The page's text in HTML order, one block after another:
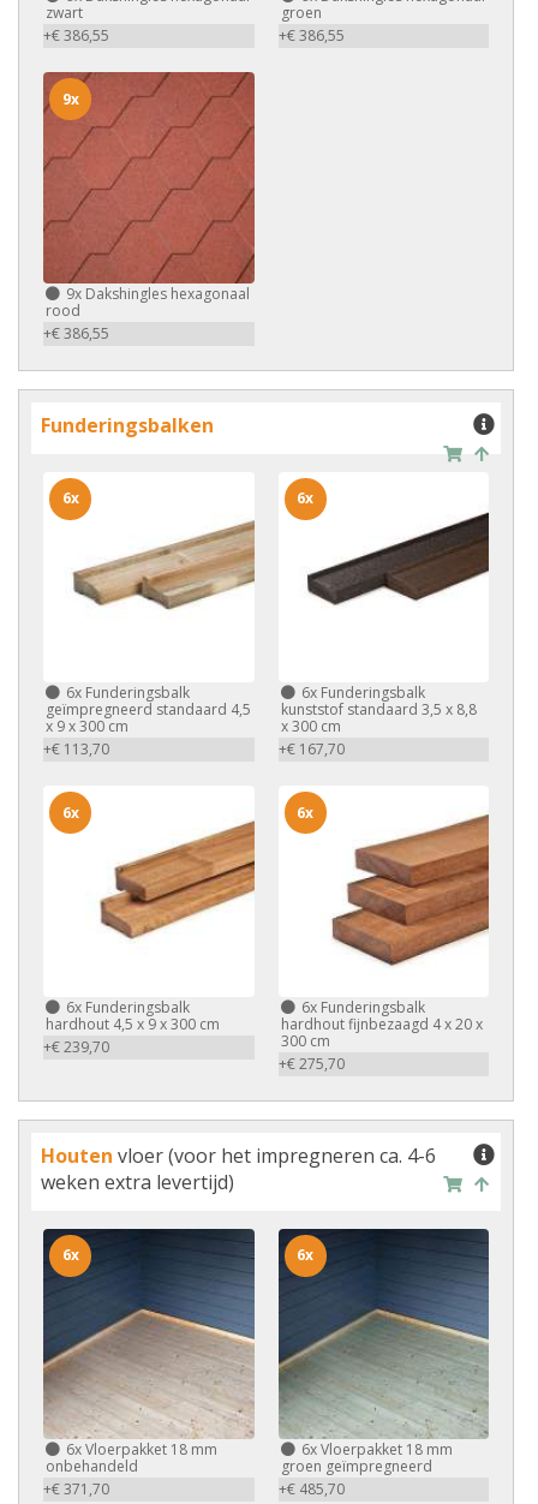
zwart
+€ 386,55
groen
+€ 386,55
9x Dakshingles hexagonaal
rood
+€ 386,55
9x
Funderingsbalken
6x Funderingsbalk
geïmpregneerd standaard 4,5
x 9 x 300 cm
+€ 113,70
6x
6xFunderingsbalk
kunststof standaard 3,5 x 8,8
x 300 cm
+€ 167,70
6x
6x Funderingsbalk
hardhout 4,5 x 9 x 300 cm
+€ 239,70
6x
6xFunderingsbalk
hardhout fijnbezaagd 4 x 20 x
300 cm
+€ 275,70
6x
Houten vloer (voor het impregneren ca. 4-6
weken extra levertijd)
6xVloerpakket 18 mm
onbehandeld
+€ 371,70
6x
6xVloerpakket 18 mm
groen geïmpregneerd
+€ 485,70
6x